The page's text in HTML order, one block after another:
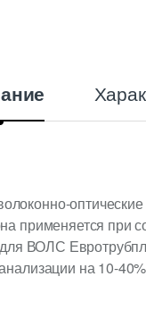
применяется при
ВОЛС
на 10-